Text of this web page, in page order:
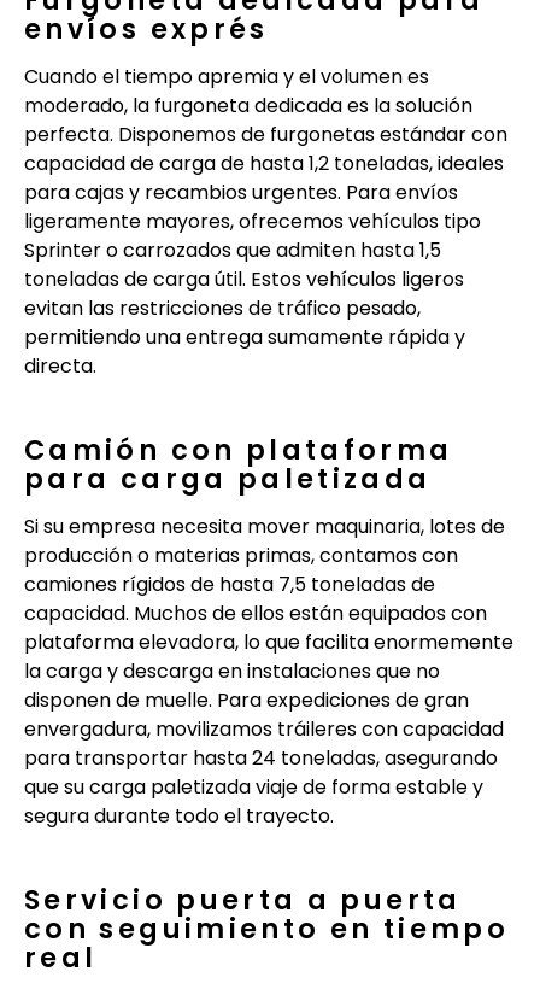
envíos exprés
Cuando el tiempo apremia y el volumen es
moderado, la furgoneta dedicada es la solución
perfecta. Disponemos de furgonetas estándar con
capacidad de carga de hasta 1,2 toneladas, ideales
para cajas y recambios urgentes. Para envíos
ligeramente mayores, ofrecemos vehículos tipo
Sprinter o carrozados que admiten hasta 1,5
toneladas de carga útil. Estos vehículos ligeros
evitan las restricciones de tráfico pesado,
permitiendo una entrega sumamente rápida y
directa.
Camión con plataforma
para carga paletizada
Si su empresa necesita mover maquinaria, lotes de
producción o materias primas, contamos con
camiones rígidos de hasta 7,5 toneladas de
capacidad. Muchos de ellos están equipados con
plataforma elevadora, lo que facilita enormemente
la carga y descarga en instalaciones que no
disponen de muelle. Para expediciones de gran
envergadura, movilizamos tráileres con capacidad
para transportar hasta 24 toneladas, asegurando
que su carga paletizada viaje de forma estable y
segura durante todo el trayecto.
Servicio puerta a puerta
con seguimiento en tiempo
real